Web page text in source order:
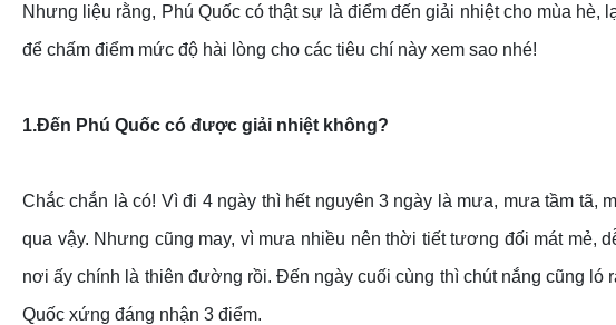
Nhưng liệu rằng, Phú Quốc có thật sự là điểm đến giải nhiệt cho mùa
để chấm điểm mức độ hài lòng cho các tiêu chí này xem sao nhé!
1.Đến Phú Quốc có được giải nhiệt không?
Chắc chắn là có! Vì đi 4 ngày thì hết nguyên 3 ngày là mưa, mưa tầm tã,
qua vậy. Nhưng cũng may, vì mưa nhiều nên thời tiết tương đối mát mẻ,
nơi ấy chính là thiên đường rồi. Đến ngày cuối cùng thì chút nắng cũng
Quốc xứng đáng nhận 3 điểm.